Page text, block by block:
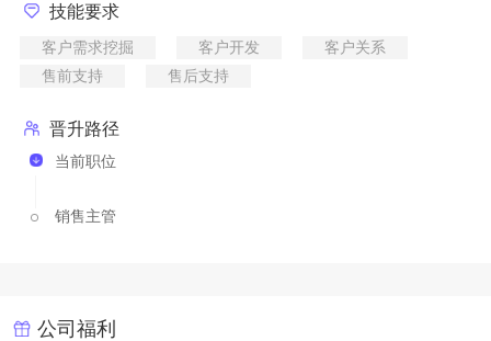
技能要求
客户需求挖掘 客户开发
客户关系
售前支持
售后支持
晋升路径
当前职位
销售主管
公司福利